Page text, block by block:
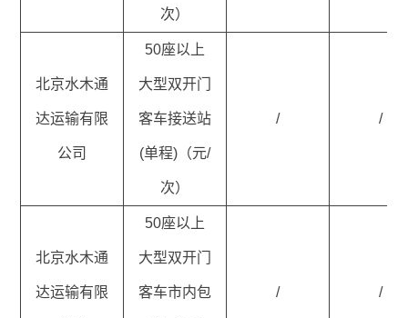
次）
北京水木通
达运输有限
公司
50座以上
大型双开门
客车接送站
(单程)（元/
次）
/ /
北京水木通
达运输有限
50座以上
大型双开门
客车市内包 / /